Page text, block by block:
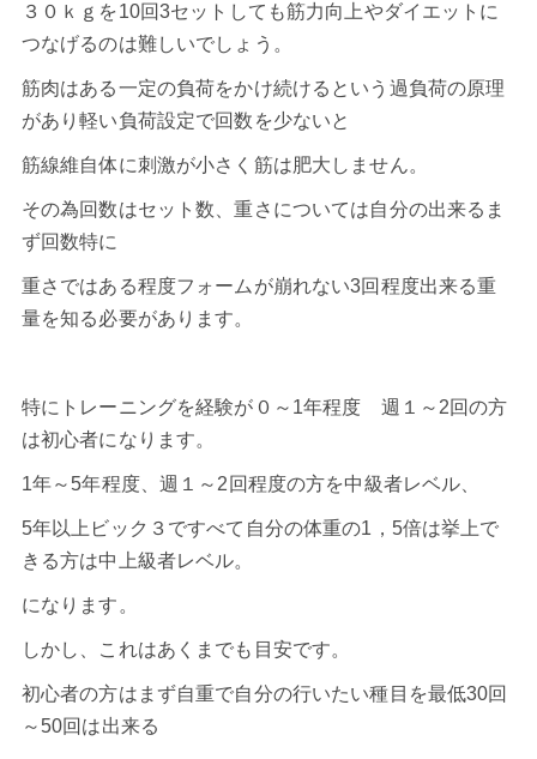
３０ｋｇを10回3セットしても筋力向上やダイエットに
つなげるのは難しいでしょう。
筋肉はある一定の負荷をかけ続けるという過負荷の原理
があり軽い負荷設定で回数を少ないと
筋線維自体に刺激が小さく筋は肥大しません。
その為回数はセット数、重さについては自分の出来るま
ず回数特に
重さではある程度フォームが崩れない3回程度出来る重
量を知る必要があります。
特に トレーニングを経験が０～1年程度 週１～2回の方
は初心者になります。
1年～5年程度、週１～2回程度の方を中級者レベル、
5年以上ビック３ですべて自分の体重の1，5倍は挙上で
きる方は中上級者レベル。
になります。
しかし、これはあくまでも目安です。
初心者の方はまず自重で自分の行いたい種目を最低30回
～50回は出来る